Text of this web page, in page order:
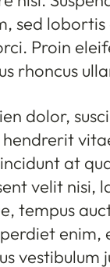
sed lobortis
Proin
rhoncus
dolor,
at
velit nisi,
tempus
enim,
vestibulum